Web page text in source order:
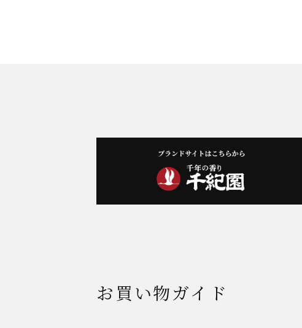
お買い物ガイド